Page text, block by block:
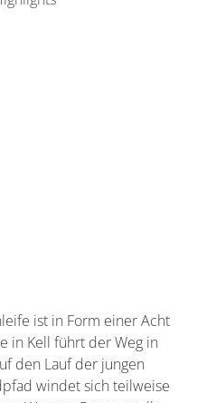
ist in Form einer Acht
in Kell führt der Weg in
den Lauf der jungen
windet sich teilweise